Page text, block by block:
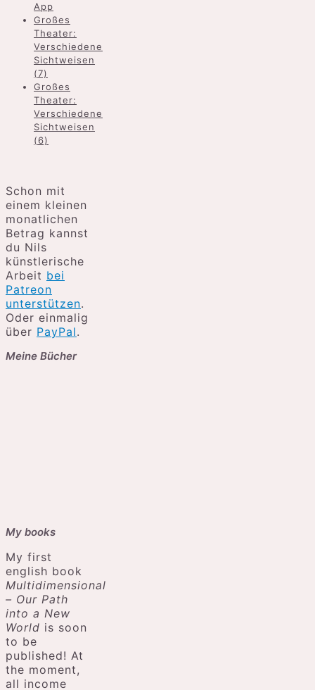
App
Großes
Theater:
Verschiedene
Sichtweisen
(7)
Großes
Theater:
Verschiedene
Sichtweisen
(6)
Schon mit
einem kleinen
monatlichen
Betrag kannst
du Nils
künstlerische
Arbeit bei
Patreon
unterstützen.
Oder einmalig
über PayPal.
Meine Bücher
My books
My first
english book
Multidimensional
– Our Path
into a New
World is soon
to be
published! At
the moment,
all income